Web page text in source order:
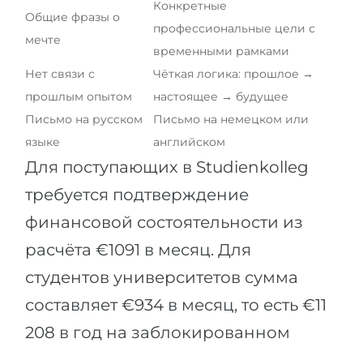
Общие фразы о
мечте
Конкретные
профессиональные цели с
временными рамками
Нет связи с
прошлым опытом
Чёткая логика: прошлое →
настоящее → будущее
Письмо на русском
языке
Письмо на немецком или
английском
Для поступающих в Studienkolleg
требуется подтверждение
финансовой состоятельности из
расчёта €1091 в месяц. Для
студентов университетов сумма
составляет €934 в месяц, то есть €11
208 в год на заблокированном